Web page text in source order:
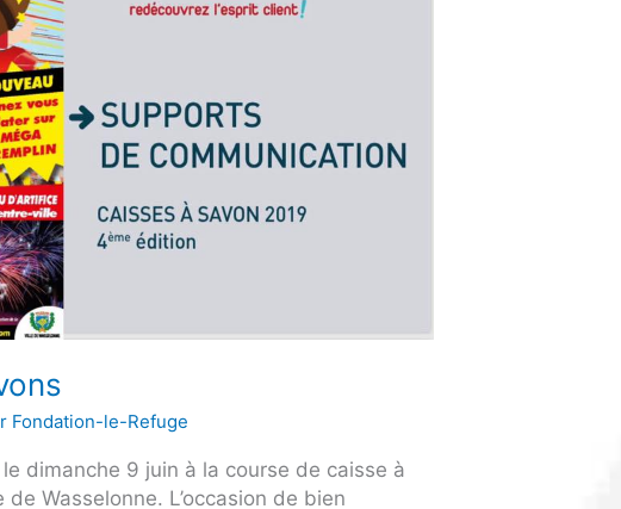
Fondation-le-Refuge
dimanche 9 juin à la course de caisse à
Wasselonne. L’occasion de bien